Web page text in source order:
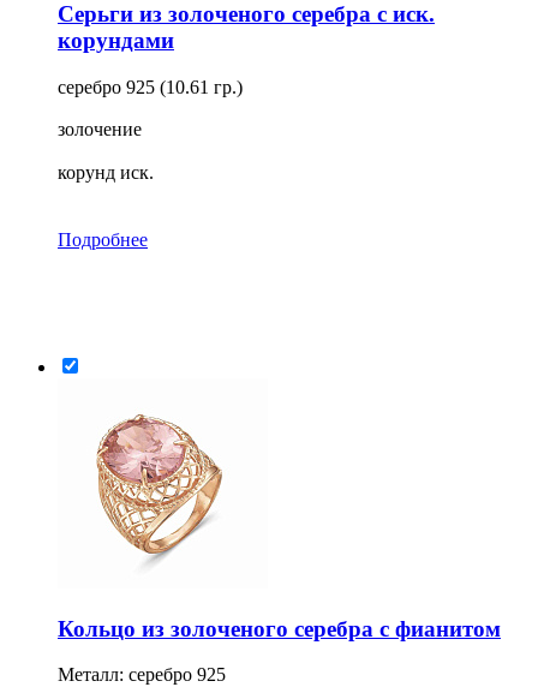
Серьги из золоченого серебра с иск.
корундами
серебро 925 (10.61 гр.)
золочение
корунд иск.
Подробнее
Кольцо из золоченого серебра с фианитом
Металл: серебро 925